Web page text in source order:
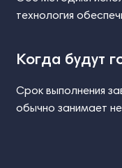
технология
Когда будут
Срок выполнения
обычно занимает